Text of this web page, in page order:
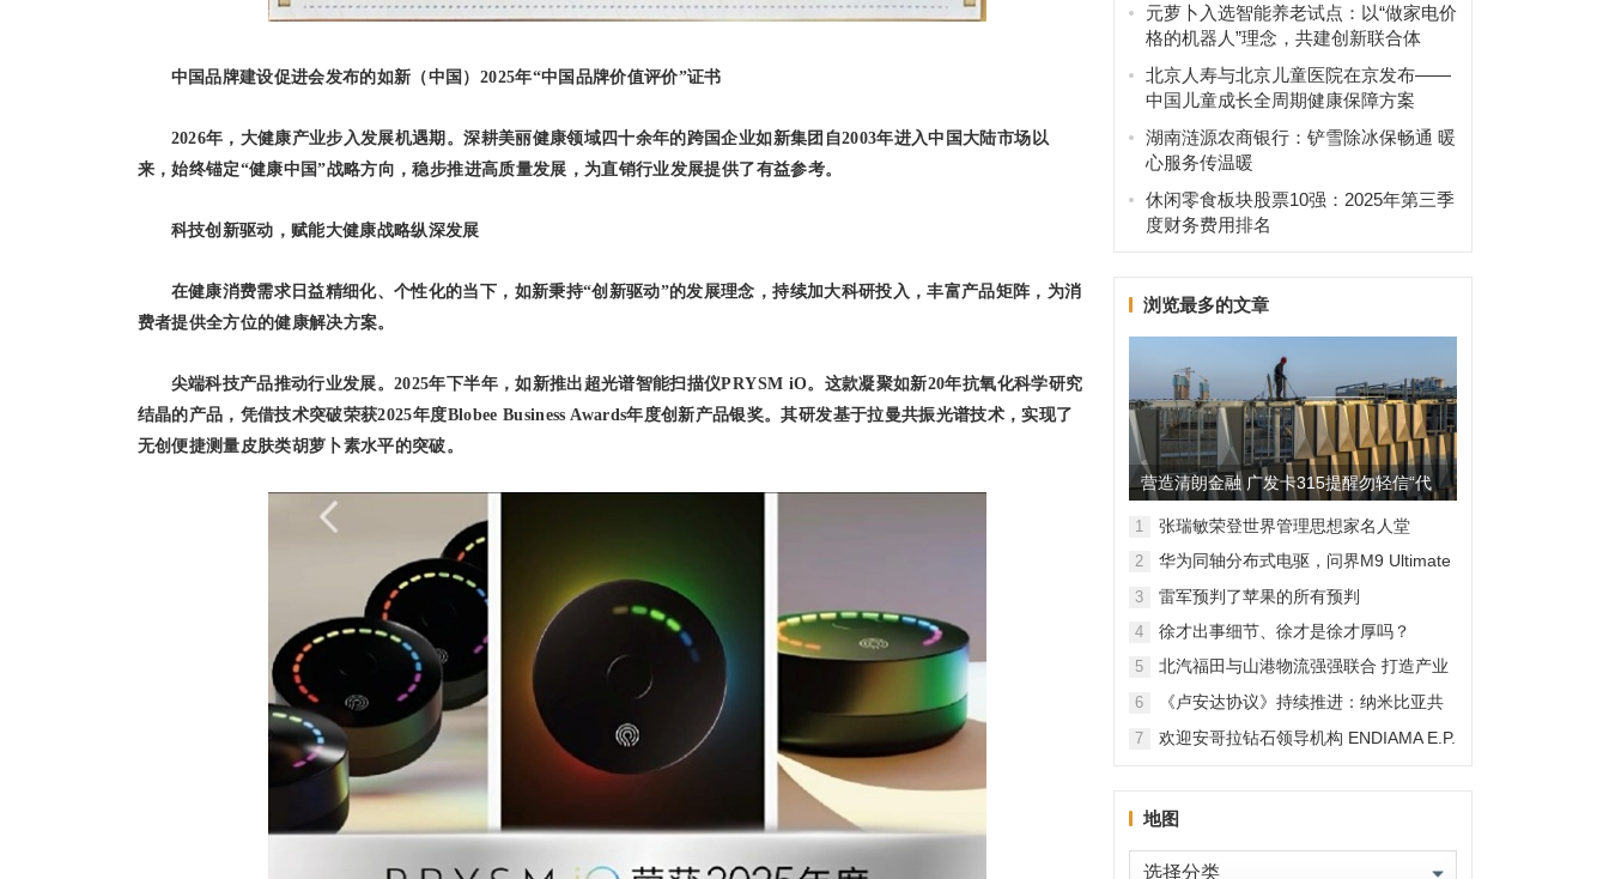
中国品牌建设促进会发布的如新（中国）2025年“中国品牌价值评价”证书
2026年，大健康产业步入发展机遇期。深耕美丽健康领域四十余年的跨国企业如新集团自2003年进入中国大陆市场以
来，始终锚定“健康中国”战略方向，稳步推进高质量发展，为直销行业发展提供了有益参考。
科技创新驱动，赋能大健康战略纵深发展
在健康消费需求日益精细化、个性化的当下，如新秉持“创新驱动”的发展理念，持续加大科研投入，丰富产品矩阵，为消
费者提供全方位的健康解决方案。
尖端科技产品推动行业发展。2025年下半年，如新推出超光谱智能扫描仪PRYSM iO。这款凝聚如新20年抗氧化科学研究
结晶的产品，凭借技术突破荣获2025年度Blobee Business Awards年度创新产品银奖。其研发基于拉曼共振光谱技术，实现了
无创便捷测量皮肤类胡萝卜素水平的突破。
元萝卜入选智能养老试点：以“做家电价
格的机器人”理念，共建创新联合体
北京人寿与北京儿童医院在京发布——
中国儿童成长全周期健康保障方案
湖南涟源农商银行：铲雪除冰保畅通 暖
心服务传温暖
休闲零食板块股票10强：2025年第三季
度财务费用排名
浏览最多的文章
营造清朗金融 广发卡315提醒勿轻信“代
理维权”
1 张瑞敏荣登世界管理思想家名人堂
2
华为同轴分布式电驱，问界M9 Ultimate
背后的“车轮思想者”
3 雷军预判了苹果的所有预判
4 徐才出事细节、徐才是徐才厚吗？
5
北汽福田与山港物流强强联合 打造产业
融合新范本
6
《卢安达协议》持续推进：纳米比亚共
和国加入，印度宝石与珠宝出口促进委
员会与迪拜多种商品交易中心启动加入
7
欢迎安哥拉钻石领导机构 ENDIAMA E.P.
地图
地